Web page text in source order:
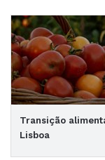
Transição
Lisboa